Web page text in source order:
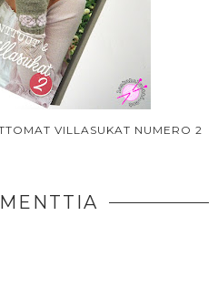
VILLASUKAT NUMERO 2